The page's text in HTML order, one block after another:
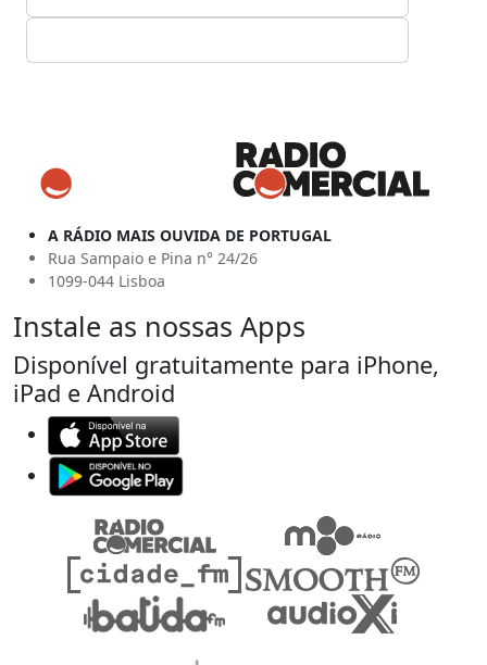
A RÁDIO MAIS OUVIDA DE PORTUGAL
Rua Sampaio e Pina n° 24/26
1099-044 Lisboa
Instale as nossas Apps
Disponível gratuitamente para iPhone,
iPad e Android